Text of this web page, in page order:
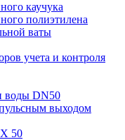
каучука
полиэтилена
ваты
учета и контроля
воды DN50
выходом
50